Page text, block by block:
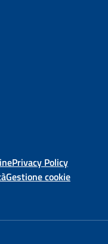
Privacy Policy
Gestione cookie